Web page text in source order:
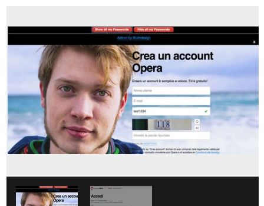
достъп